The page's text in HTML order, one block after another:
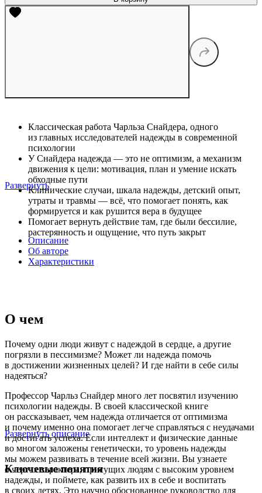
Классическая работа Чарльза Снайдера, одного
из главных исследователей надежды в современной
психологии
У Снайдера надежда — это не оптимизм, а механизм
движения к цели: мотивация, план и умение искать
обходные пути
Клинические случаи, шкала надежды, детский опыт,
утраты и травмы — всё, что помогает понять, как
формируется и как рушится вера в будущее
Помогает вернуть действие там, где были бессилие,
растерянность и ощущение, что путь закрыт
Развернуть
Описание
Об авторе
Характеристики
О чем
Почему одни люди живут с надеждой в сердце, а другие
погрязли в пессимизме? Может ли надежда помочь
в достижении жизненных целей? И где найти в себе силы
надеяться?
Профессор Чарльз Снайдер много лет посвятил изучению
психологии надежды. В своей классической книге
он рассказывает, чем надежда отличается от оптимизма
и почему именно она помогает легче справляться с неудачами
и достигать успеха. Если интеллект и физические данные
во многом заложены генетически, то уровень надежды
мы можем развивать в течение всей жизни. Вы узнаете
о чертах характера, присущих людям с высоким уровнем
надежды, и поймете, как развить их в себе и воспитать
в своих детях. Это научно обоснованное руководство для
Развернуть описание
Ключевые понятия